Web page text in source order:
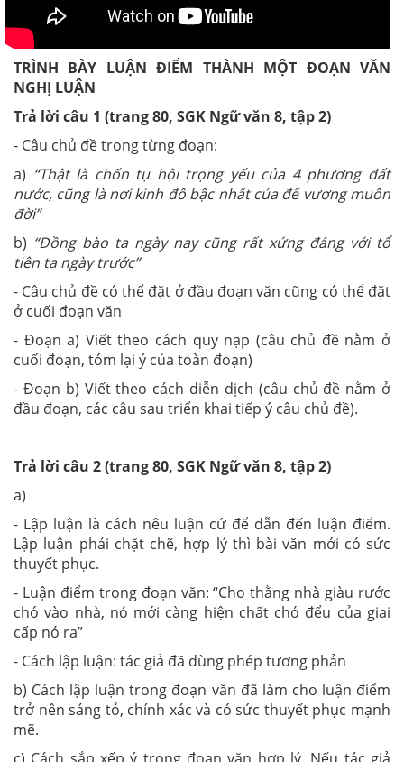
TRÌNH BÀY LUẬN ĐIỂM THÀNH MỘT ĐOẠN VĂN
NGHỊ LUẬN
Trả lời câu 1 (trang 80, SGK Ngữ văn 8, tập 2)
- Câu chủ đề trong từng đoạn:
a) “Thật là chốn tụ hội trọng yếu của 4 phương đất
nước, cũng là nơi kinh đô bậc nhất của đế vương muôn
đời”
b) “Đồng bào ta ngày nay cũng rất xứng đáng với tổ
tiên ta ngày trước”
- Câu chủ đề có thể đặt ở đầu đoạn văn cũng có thể đặt
ở cuối đoạn văn
- Đoạn a) Viết theo cách quy nạp (câu chủ đề nằm ở
cuối đoạn, tóm lại ý của toàn đoạn)
- Đoạn b) Viết theo cách diễn dịch (câu chủ đề nằm ở
đầu đoạn, các câu sau triển khai tiếp ý câu chủ đề).
Trả lời câu 2 (trang 80, SGK Ngữ văn 8, tập 2)
a)
- Lập luận là cách nêu luận cứ để dẫn đến luận điểm.
Lập luận phải chặt chẽ, hợp lý thì bài văn mới có sức
thuyết phục.
- Luận điểm trong đoạn văn: “Cho thằng nhà giàu rước
chó vào nhà, nó mới càng hiện chất chó đểu của giai
cấp nó ra”
- Cách lập luận: tác giả đã dùng phép tương phản
b) Cách lập luận trong đoạn văn đã làm cho luận điểm
trở nên sáng tỏ, chính xác và có sức thuyết phục mạnh
mẽ.